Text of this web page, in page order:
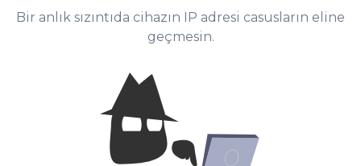
Bir anlık sızıntıda cihazın IP adresi casusların eline
geçmesin.